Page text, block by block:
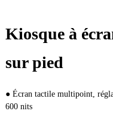
Kiosque à
sur pied
● Écran tactile multipoint,
600 nits